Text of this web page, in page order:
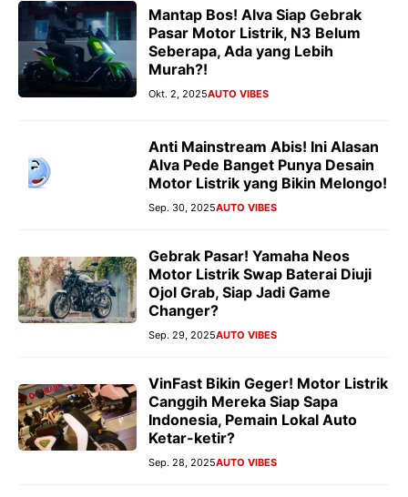
Mantap Bos! Alva Siap Gebrak
Pasar Motor Listrik, N3 Belum
Seberapa, Ada yang Lebih
Murah?!
Okt. 2, 2025AUTO VIBES
Anti Mainstream Abis! Ini Alasan
Alva Pede Banget Punya Desain
Motor Listrik yang Bikin Melongo!
Sep. 30, 2025AUTO VIBES
Gebrak Pasar! Yamaha Neos
Motor Listrik Swap Baterai Diuji
Ojol Grab, Siap Jadi Game
Changer?
Sep. 29, 2025AUTO VIBES
VinFast Bikin Geger! Motor Listrik
Canggih Mereka Siap Sapa
Indonesia, Pemain Lokal Auto
Ketar-ketir?
Sep. 28, 2025AUTO VIBES